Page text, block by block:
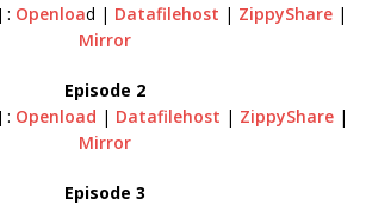
: Openload | Datafilehost | ZippyShare |
Mirror
Episode 2
: Openload | Datafilehost | ZippyShare|
Mirror
Episode 3